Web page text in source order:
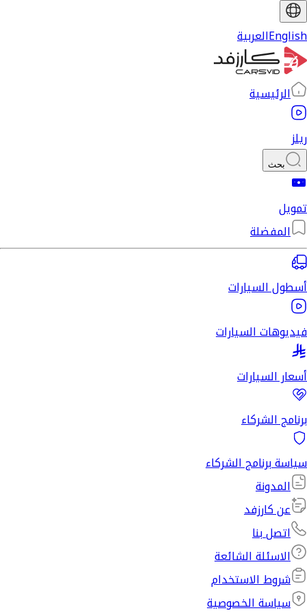
Englishالعربية
الرئيسية
ريلز
بحث
تمويل
المفضلة
أسطول السيارات
فيديوهات السيارات
أسعار السيارات
برنامج الشركاء
سياسة برنامج الشركاء
المدونة
عن كارزفد
اتصل بنا
الاسئلة الشائعة
شروط الاستخدام
سياسة الخصوصية